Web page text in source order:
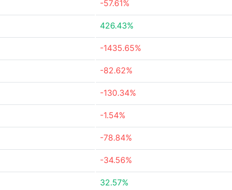
-57.61%
426.43%
-1435.65%
-82.62%
-130.34%
-1.54%
-78.84%
-34.56%
32.57%